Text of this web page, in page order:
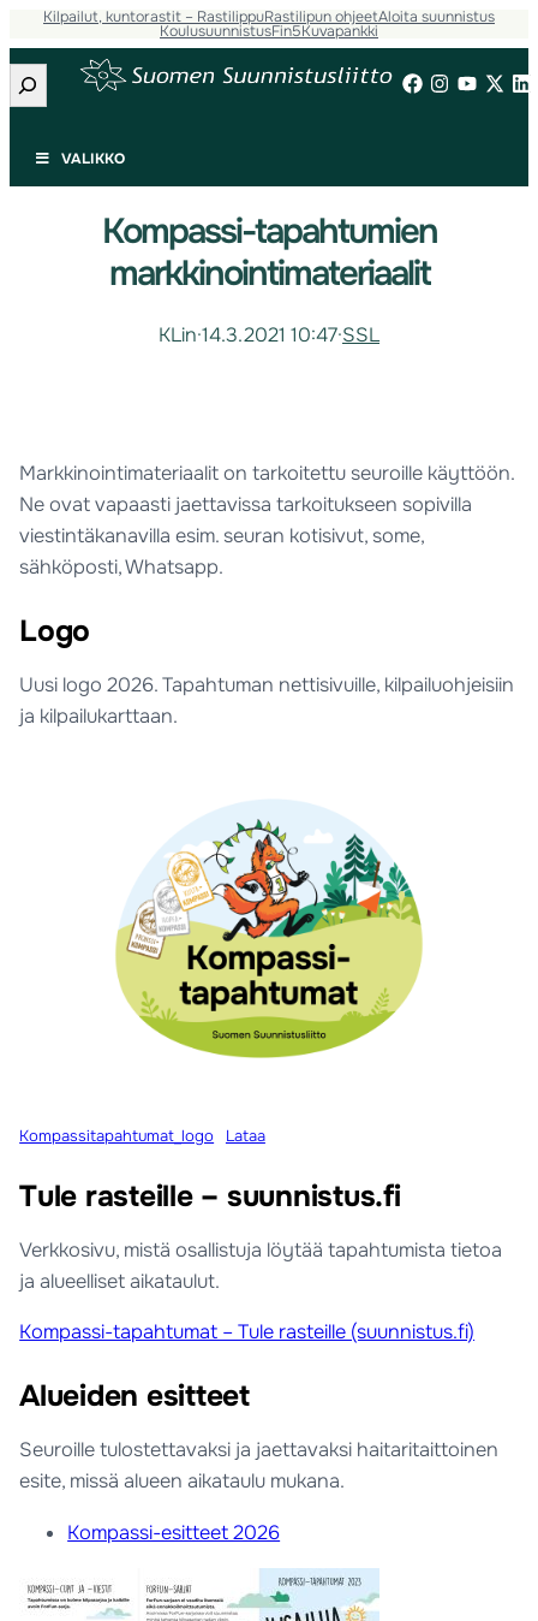
Kilpailut, kuntorastit – RastilippuRastilipun ohjeetAloita suunnistus
KoulusuunnistusFin5Kuvapankki
Etsi
VALIKKO
Kompassi-tapahtumien
markkinointimateriaalit
KLin·14.3.2021 10:47·SSL
Markkinointimateriaalit on tarkoitettu seuroille käyttöön.
Ne ovat vapaasti jaettavissa tarkoitukseen sopivilla
viestintäkanavilla esim. seuran kotisivut, some,
sähköposti, Whatsapp.
Logo
Uusi logo 2026. Tapahtuman nettisivuille, kilpailuohjeisiin
ja kilpailukarttaan.
Kompassitapahtumat_logo Lataa
Tule rasteille – suunnistus.fi
Verkkosivu, mistä osallistuja löytää tapahtumista tietoa
ja alueelliset aikataulut.
Kompassi-tapahtumat – Tule rasteille (suunnistus.fi)
Alueiden esitteet
Seuroille tulostettavaksi ja jaettavaksi haitaritaittoinen
esite, missä alueen aikataulu mukana.
Kompassi-esitteet 2026